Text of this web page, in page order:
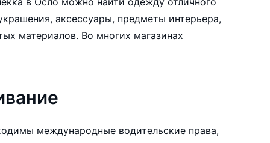
аксессуары, предметы интерьера,
материалов. Во многих магазинах
международные водительские права,